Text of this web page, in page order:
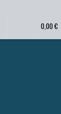
0,00€